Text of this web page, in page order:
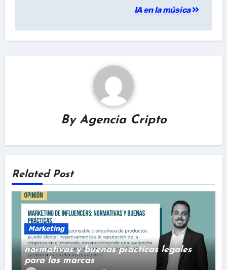
IA en la música
By Agencia Cripto
Related Post
Marketing
normativas y buenas prácticas legales
para las marcas